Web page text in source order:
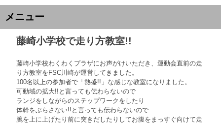
メニュー
藤崎小学校で走り方教室!!
藤崎小学校わくわくプラザにお声がけいただき、運動会直前の走
り方教室をFSC川崎が運営してきました。
100名以上の参加者で「熱盛!!」な感じな教室になりました。
可動域の拡大!!と言っても伝わらないので
ランジをしながらのステップワークをしたり
体幹をぶらさない!!と言っても伝わらないので
腕を上に上げたり前に突きだしたりしてお腹をまっすぐ向けて走